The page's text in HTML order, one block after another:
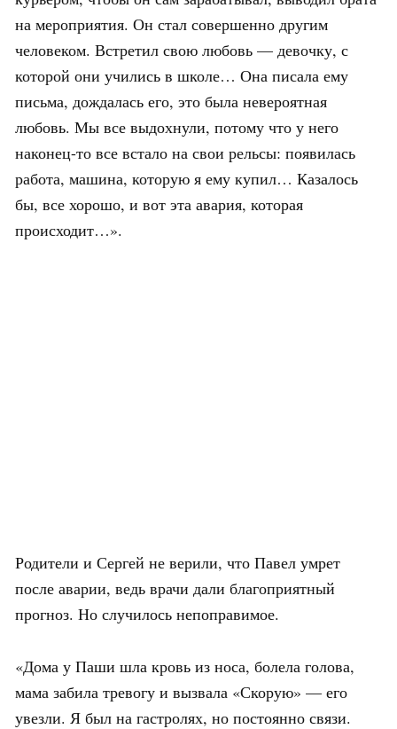
на мероприятия. Он стал совершенно другим
человеком. Встретил свою любовь — девочку, с
которой они учились в школе… Она писала ему
письма, дождалась его, это была невероятная
любовь. Мы все выдохнули, потому что у него
наконец-то все встало на свои рельсы: появилась
работа, машина, которую я ему купил… Казалось
бы, все хорошо, и вот эта авария, которая
происходит…».
Родители и Сергей не верили, что Павел умрет
после аварии, ведь врачи дали благоприятный
прогноз. Но случилось непоправимое.
«Дома у Паши шла кровь из носа, болела голова,
мама забила тревогу и вызвала «Скорую» — его
увезли. Я был на гастролях, но постоянно связи.